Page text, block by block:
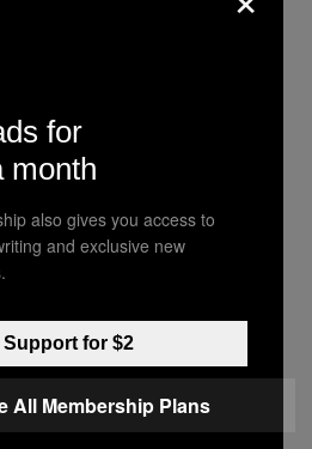
berhak lho
dan kucing. Terutama
berukuran besar
for
month
also gives you access to
and exclusive new
Support for $2
All Membership Plans